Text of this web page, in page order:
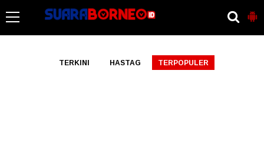
TERKINI HASTAG TERPOPULER